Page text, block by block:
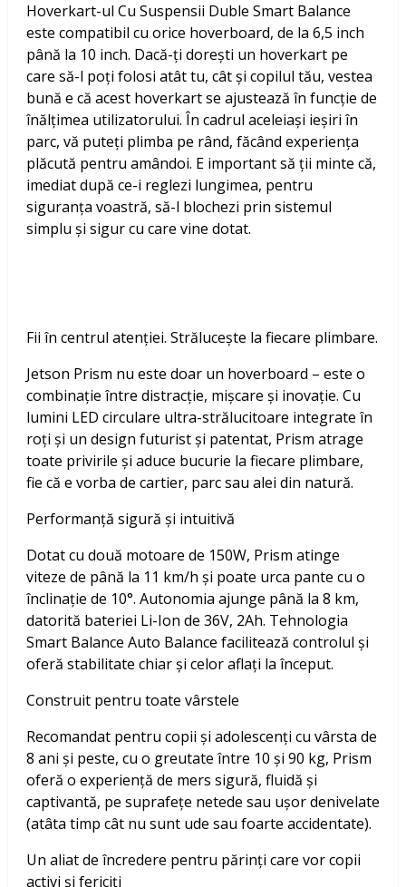
Hoverkart-ul Cu Suspensii Duble Smart Balance
este compatibil cu orice hoverboard, de la 6,5 inch
până la 10 inch. Dacă-ți dorești un hoverkart pe
care să-l poți folosi atât tu, cât și copilul tău, vestea
bună e că acest hoverkart se ajustează în funcție de
înălțimea utilizatorului. În cadrul aceleiași ieșiri în
parc, vă puteți plimba pe rând, făcând experiența
plăcută pentru amândoi. E important să ții minte că,
imediat după ce-i reglezi lungimea, pentru
siguranța voastră, să-l blochezi prin sistemul
simplu și sigur cu care vine dotat.
Fii în centrul atenției. Strălucește la fiecare plimbare.
Jetson Prism nu este doar un hoverboard – este o
combinație între distracție, mișcare și inovație. Cu
lumini LED circulare ultra-strălucitoare integrate în
roți și un design futurist și patentat, Prism atrage
toate privirile și aduce bucurie la fiecare plimbare,
fie că e vorba de cartier, parc sau alei din natură.
Performanță sigură și intuitivă
Dotat cu două motoare de 150W, Prism atinge
viteze de până la 11 km/h și poate urca pante cu o
înclinație de 10°. Autonomia ajunge până la 8 km,
datorită bateriei Li-Ion de 36V, 2Ah. Tehnologia
Smart Balance Auto Balance facilitează controlul și
oferă stabilitate chiar și celor aflați la început.
Construit pentru toate vârstele
Recomandat pentru copii și adolescenți cu vârsta de
8 ani și peste, cu o greutate între 10 și 90 kg, Prism
oferă o experiență de mers sigură, fluidă și
captivantă, pe suprafețe netede sau ușor denivelate
(atâta timp cât nu sunt ude sau foarte accidentate).
Un aliat de încredere pentru părinți care vor copii
activi și fericiți